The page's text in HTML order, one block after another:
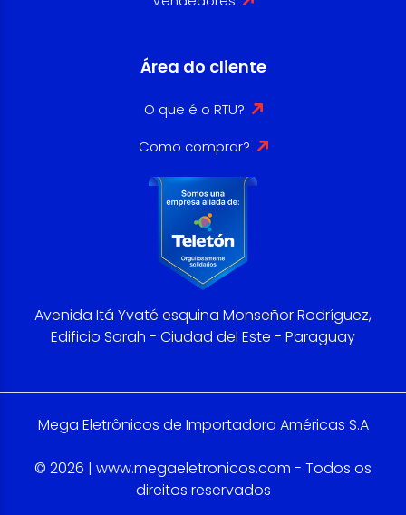
Área do cliente
O que é o RTU?
Como comprar?
Avenida Itá Yvaté esquina Monseñor Rodríguez,
Edificio Sarah - Ciudad del Este - Paraguay
Mega Eletrônicos de Importadora Américas S.A
© 2026 | www.megaeletronicos.com - Todos os
direitos reservados